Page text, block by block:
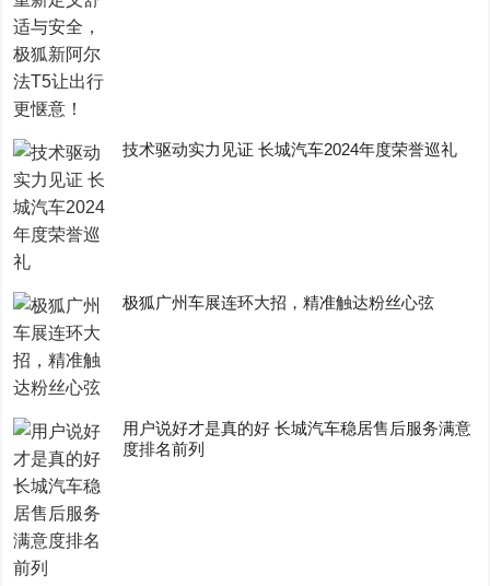
技术驱动实力见证 长城汽车2024年度荣誉巡礼
极狐广州车展连环大招，精准触达粉丝心弦
用户说好才是真的好 长城汽车稳居售后服务满意
度排名前列